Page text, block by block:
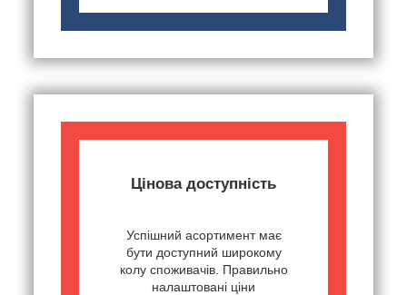
Цінова доступність
Успішний асортимент має
бути доступний широкому
колу споживачів. Правильно
налаштовані ціни